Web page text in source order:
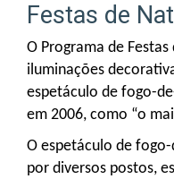
Festas de
O Programa de
iluminações
espetáculo de fogo-
em 2006, como “o
O espetáculo de
por diversos postos,